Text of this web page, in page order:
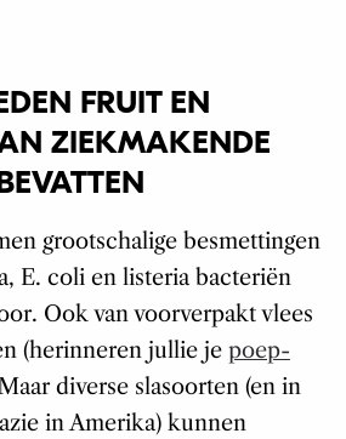
FRUIT EN
ZIEKMAKENDE
grootschalige besmettingen
E. coli en listeria bacteriën
Ook van voorverpakt vlees
(herinneren jullie je poep-
diverse slasoorten (en in
in Amerika) kunnen